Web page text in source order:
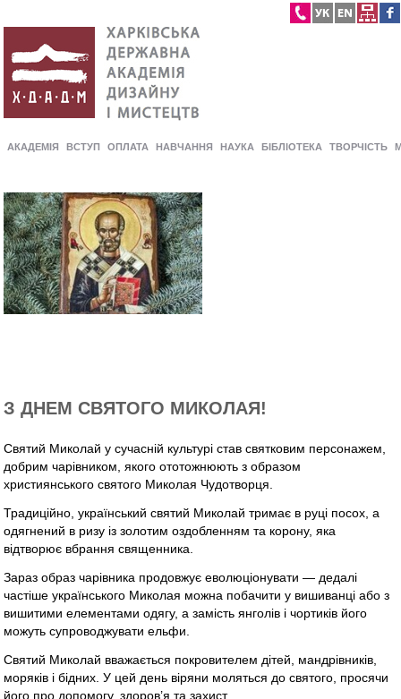
АКАДЕМІЯ ВСТУП ОПЛАТА НАВЧАННЯ НАУКА БІБЛІОТЕКА ТВОРЧІСТЬ
З ДНЕМ СВЯТОГО МИКОЛАЯ!
Святий Миколай у сучасній культурі став святковим персонажем,
добрим чарівником, якого ототожнюють з образом
християнського святого Миколая Чудотворця.
Традиційно, український святий Миколай тримає в руці посох, а
одягнений в ризу із золотим оздобленням та корону, яка
відтворює вбрання священника.
Зараз образ чарівника продовжує еволюціонувати — дедалі
частіше українського Миколая можна побачити у вишиванці або з
вишитими елементами одягу, а замість янголів і чортиків його
можуть супроводжувати ельфи.
Святий Миколай вважається покровителем дітей, мандрівників,
моряків і бідних. У цей день віряни моляться до святого, просячи
його про допомогу, здоров’я та захист.